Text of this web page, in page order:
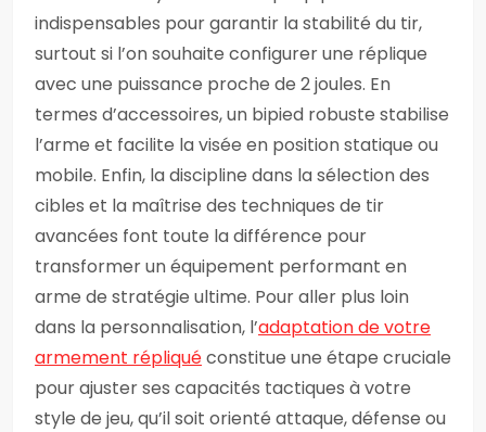
indispensables pour garantir la stabilité du tir,
surtout si l’on souhaite configurer une réplique
avec une puissance proche de 2 joules. En
termes d’accessoires, un bipied robuste stabilise
l’arme et facilite la visée en position statique ou
mobile. Enfin, la discipline dans la sélection des
cibles et la maîtrise des techniques de tir
avancées font toute la différence pour
transformer un équipement performant en
arme de stratégie ultime. Pour aller plus loin
dans la personnalisation, l’adaptation de votre
armement répliquéconstitue une étape cruciale
pour ajuster ses capacités tactiques à votre
style de jeu, qu’il soit orienté attaque, défense ou